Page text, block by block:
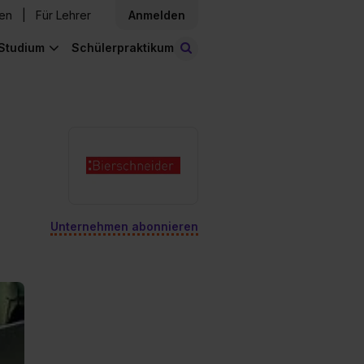
Für Lehrer Anmelden
Schülerpraktikum
Unternehmen abonnieren